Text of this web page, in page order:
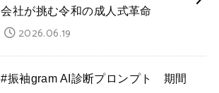
会社が挑む令和の成人式革命
2026.06.19
#振袖gram AI診断プロンプト 期間